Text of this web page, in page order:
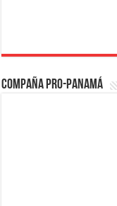
Compaña PRO-Panamá